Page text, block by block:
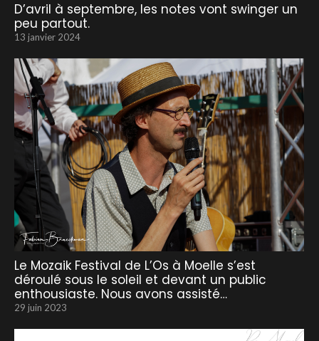
D’avril à septembre, les notes vont swinger un
peu partout.
13 janvier 2024
Le Mozaik Festival de L’Os à Moelle s’est
déroulé sous le soleil et devant un public
enthousiaste. Nous avons assisté…
29 juin 2023